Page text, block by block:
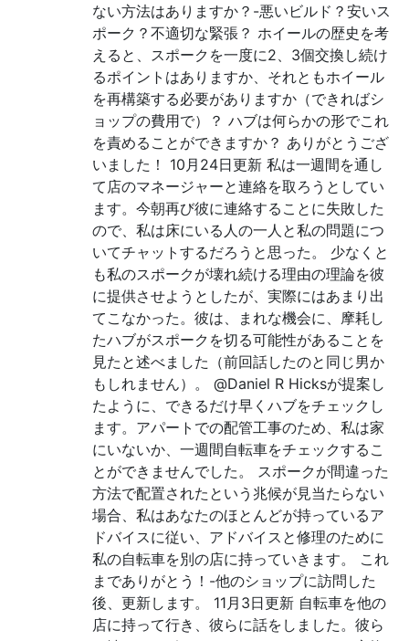
ない方法はありますか？-悪いビルド？安いス
ポーク？不適切な緊張？ ホイールの歴史を考
えると、スポークを一度に2、3個交換し続け
るポイントはありますか、それともホイール
を再構築する必要がありますか（できればシ
ョップの費用で）？ ハブは何らかの形でこれ
を責めることができますか？ ありがとうござ
いました！ 10月24日更新 私は一週間を通し
て店のマネージャーと連絡を取ろうとしてい
ます。今朝再び彼に連絡することに失敗した
ので、私は床にいる人の一人と私の問題につ
いてチャットするだろうと思った。 少なくと
も私のスポークが壊れ続ける理由の理論を彼
に提供させようとしたが、実際にはあまり出
てこなかった。彼は、まれな機会に、摩耗し
たハブがスポークを切る可能性があることを
見たと述べました（前回話したのと同じ男か
もしれません）。 @Daniel R Hicksが提案し
たように、できるだけ早くハブをチェックし
ます。アパートでの配管工事のため、私は家
にいないか、一週間自転車をチェックするこ
とができませんでした。 スポークが間違った
方法で配置されたという兆候が見当たらない
場合、私はあなたのほとんどが持っているア
ドバイスに従い、アドバイスと修理のために
私の自転車を別の店に持っていきます。 これ
までありがとう！-他のショップに訪問した
後、更新します。 11月3日更新 自転車を他の
店に持って行き、彼らに話をしました。彼ら